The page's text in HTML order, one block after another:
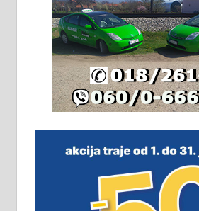
Издајем комплетно
халу на Житковачком
плацу површине
064/321-80-51; 063/102-35-
м2 са плацем од 8 ари у
виру у Алексинцу.
замена. 064/21-63-584